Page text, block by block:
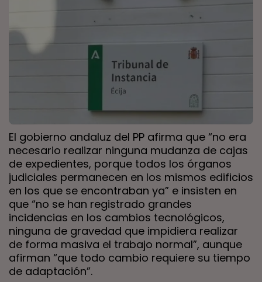
El gobierno andaluz del PP afirma que “no era
necesario realizar ninguna mudanza de cajas
de expedientes, porque todos los órganos
judiciales permanecen en los mismos edificios
en los que se encontraban ya” e insisten en
que “no se han registrado grandes
incidencias en los cambios tecnológicos,
ninguna de gravedad que impidiera realizar
de forma masiva el trabajo normal”, aunque
afirman “que todo cambio requiere su tiempo
de adaptación”.